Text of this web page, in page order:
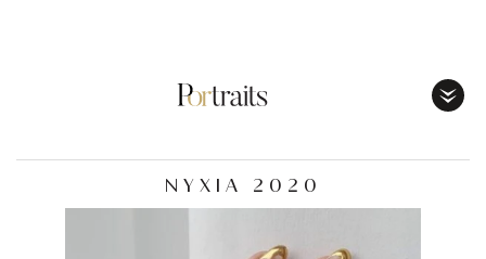
ΝΥΧΙΑ 2020